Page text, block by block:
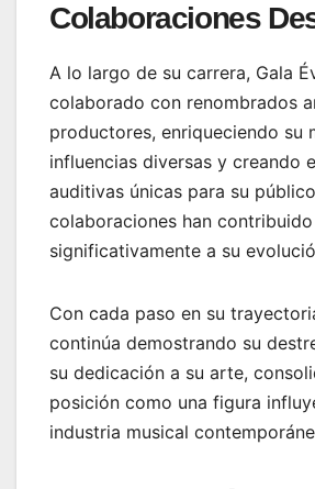
Colaboraciones
A lo largo de su carrera, Gala
colaborado con renombrados
productores, enriqueciendo su
influencias diversas y creando
auditivas únicas para su
colaboraciones han contribuido
significativamente a su
Con cada paso en su
continúa demostrando su
su dedicación a su arte,
posición como una figura
industria musical